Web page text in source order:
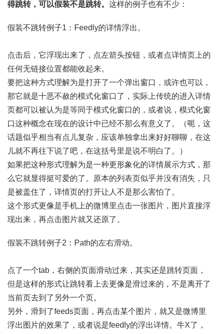
得跳转，可以假装不是跳转。 这样的例子也有不少：
假装不跳转例子1：Feedly的详情浮出。
点击后，它浮现出来了，点左箭头按钮，或者点详情页上的
任何无链接位置都能收起来。
要把这种方式理解为是打开了一个弹出窗口，或许也可以，
那它就是十恶不赦的模式化窗口了，实际上传统的进入详情
页都可以被认为是等同于模式化窗口的，或者说，模式化窗
口这种概念在现在的设计中已经不那么有意义了。（呃，这
话题似乎相当有点儿复杂，应该单独拿出来好好聊聊，在这
儿就不再往下说了吧，在这括号里是说不明白了。）
如果把这种形式理解为是一种更形象化的详情展示方式，那
么它就显得挺可爱的了。原本的列表页似乎并没有消失，只
是被盖住了，详情页的打开让人不是那么害怕了。
这个形式更像是手机上的微博里点击一张图片，图片直接浮
现出来，再点击图片就又还原了。
假装不跳转例子2：Path的左右滑动。
点了一个tab，右侧的页面滑动过来，其实还是跳转页面，
但是这样的形式让跳转看上去更像是滑过来的，不是离开了
当前页去到了另外一个页。
另外，滑到了feeds页面，再点击某个图片，就又是微博里
浮出图片的效果了，或者说是feedly的浮出详情。牛X了，